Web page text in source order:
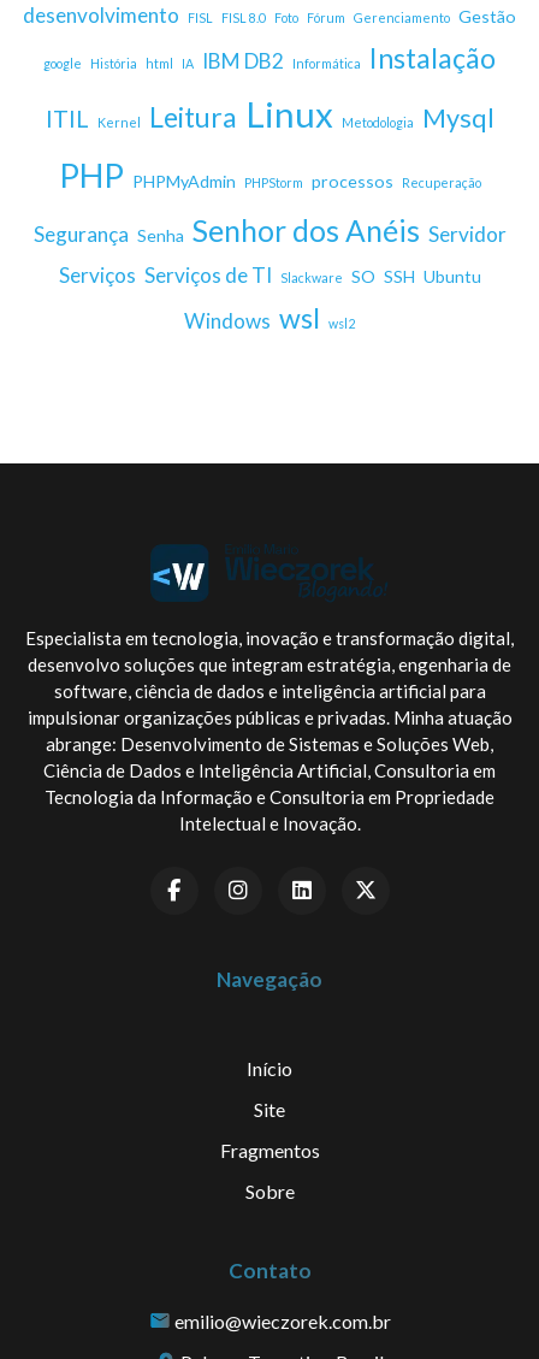
desenvolvimento FISL FISL 8.0 Foto Fórum Gerenciamento Gestão
google História html IA IBM DB2 Informática Instalação
ITIL Kernel Leitura Linux Metodologia Mysql
PHP PHPMyAdmin PHPStorm processos Recuperação
Segurança Senha Senhor dos Anéis Servidor
Serviços Serviços de TI Slackware SO SSH Ubuntu
Windows wsl wsl2
Especialista em tecnologia, inovação e transformação digital,
desenvolvo soluções que integram estratégia, engenharia de
software, ciência de dados e inteligência artificial para
impulsionar organizações públicas e privadas. Minha atuação
abrange: Desenvolvimento de Sistemas e Soluções Web,
Ciência de Dados e Inteligência Artificial, Consultoria em
Tecnologia da Informação e Consultoria em Propriedade
Intelectual e Inovação.
Navegação
Início
Site
Fragmentos
Sobre
Contato
emilio@wieczorek.com.br